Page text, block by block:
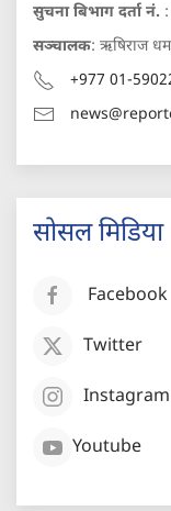
सुचना बिभाग दर्ता नं.
सञ्चालक: ऋषिराज
+977 01-
सोसल मिडिया
Facebook
Twitter
Instagram
Youtube